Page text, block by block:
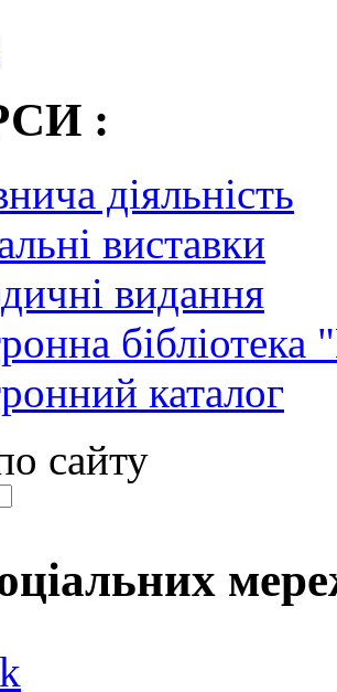
:
діяльність
виставки
видання
каталог
сайту